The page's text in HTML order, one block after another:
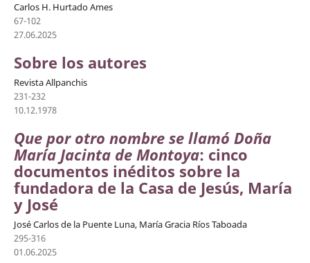
Carlos H. Hurtado Ames
67-102
27.06.2025
Sobre los autores
Revista Allpanchis
231-232
10.12.1978
Que por otro nombre se llamó Doña
María Jacinta de Montoya: cinco
documentos inéditos sobre la
fundadora de la Casa de Jesús, María
y José
José Carlos de la Puente Luna, María Gracia Ríos Taboada
295-316
01.06.2025